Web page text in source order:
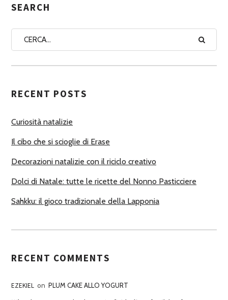
G
A
U
O
I
SEARCH
RECENT POSTS
Curiosità natalizie
Il cibo che si scioglie di Erase
Decorazioni natalizie con il riciclo creativo
Dolci di Natale: tutte le ricette del Nonno Pasticciere
Sahkku: il gioco tradizionale della Lapponia
RECENT COMMENTS
EZEKIEL on PLUM CAKE ALLO YOGURT